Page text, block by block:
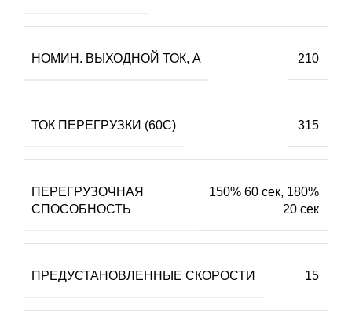
НОМИН. ВЫХОДНОЙ ТОК, А 210
ТОК ПЕРЕГРУЗКИ (60С) 315
ПЕРЕГРУЗОЧНАЯ
СПОСОБНОСТЬ
150% 60 сек, 180%
20 сек
ПРЕДУСТАНОВЛЕННЫЕ СКОРОСТИ 15